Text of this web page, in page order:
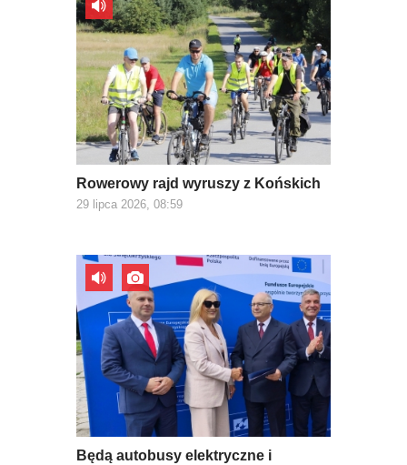
Rowerowy rajd wyruszy z Końskich
29 lipca 2026, 08:59
Będą autobusy elektryczne i